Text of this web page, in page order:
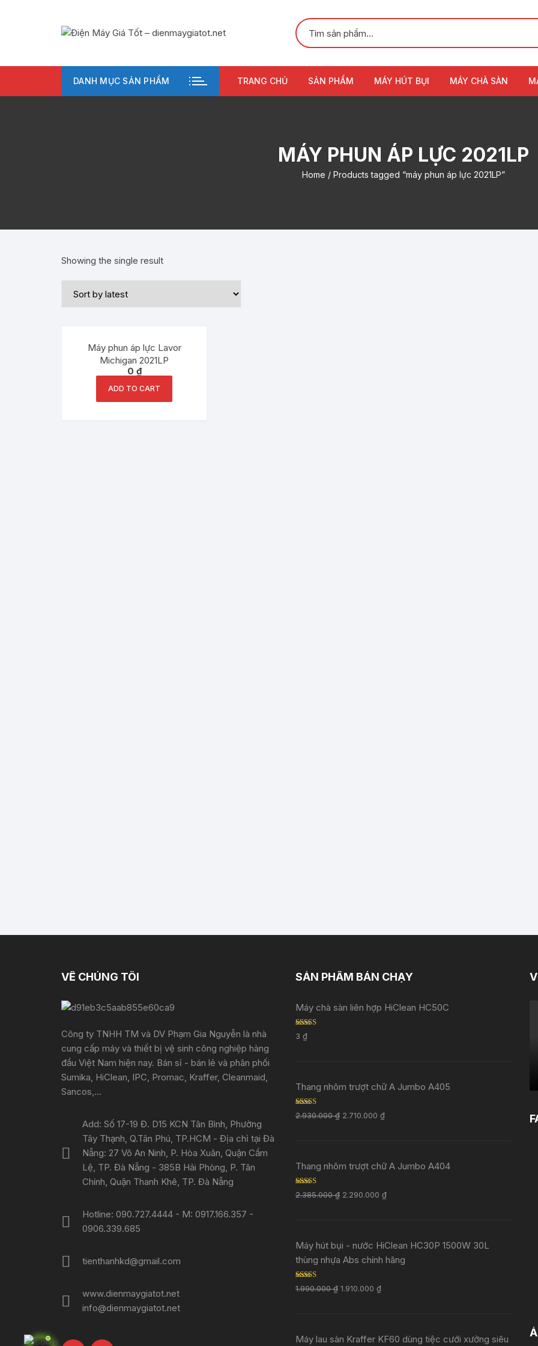
DANH MỤC SẢN PHẨM TRANG CHỦ SẢN PHẨM MÁY HÚT BỤI MÁY CHÀ SÀN
MÁY PHUN ÁP LỰC 2021LP
Home / Products tagged “máy phun áp lực 2021LP”
Showing the single result
Máy phun áp lực Lavor
Michigan 2021LP
0 ₫
ADD TO CART
VỀ CHÚNG TÔI
Công ty TNHH TM và DV Phạm Gia Nguyễn là nhà
cung cấp máy và thiết bị vệ sinh công nghiệp hàng
đầu Việt Nam hiện nay. Bán sỉ - bán lẻ và phân phối
Sumika, HiClean, IPC, Promac, Kraffer, Cleanmaid,
Sancos,...
Add: Số 17-19 Đ. D15 KCN Tân Bình, Phường
Tây Thạnh, Q.Tân Phú, TP.HCM - Địa chỉ tại Đà
Nẵng: 27 Võ An Ninh, P. Hòa Xuân, Quận Cẩm
Lệ, TP. Đà Nẵng - 385B Hải Phòng, P. Tân
Chính, Quận Thanh Khê, TP. Đà Nẵng
Hotline: 090.727.4444 - M: 0917.166.357 -
0906.339.685
tienthanhkd@gmail.com
www.dienmaygiatot.net
info@dienmaygiatot.net
SẢN PHẨM BÁN CHẠY
Máy chà sàn liên hợp HiClean HC50C
Rated
out of 5
3 ₫
Thang nhôm trượt chữ A Jumbo A405
Rated 5.00
out of 5
2.930.000₫ 2.710.000 ₫
Thang nhôm trượt chữ A Jumbo A404
Rated 5.00
out of 5
2.385.000₫ 2.290.000 ₫
Máy hút bụi - nước HiClean HC30P 1500W 30L
thùng nhựa Abs chính hãng
Rated 5.00
out of 5
1.990.000₫ 1.910.000 ₫
Máy lau sàn Kraffer KF60 dùng tiệc cưới xưởng siêu